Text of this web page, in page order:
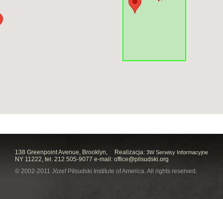
Realizacja: 3W Serwisy Informacyjne
138 Greenpoint Avenue, Brooklyn,
NY 11222, tel. 212 505-9077 e-mail: office@pilsudski.org
© 2002-2011 Józef Piłsudski Institute of America. All rights reserved.